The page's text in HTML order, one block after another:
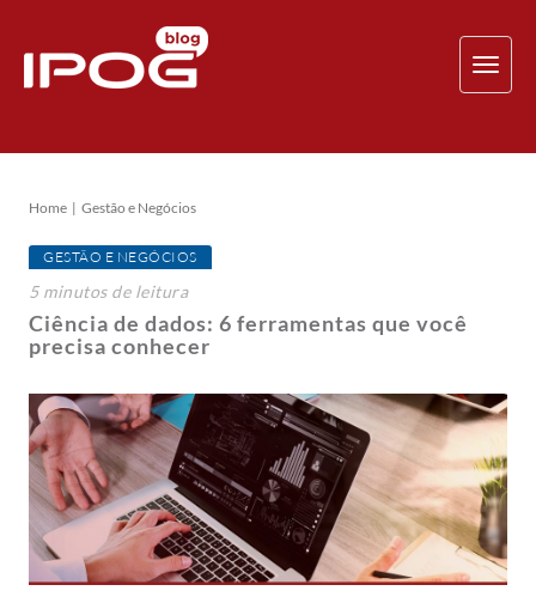
Home Gestão e Negócios
GESTÃO E NEGÓCIOS
5 minutosde leitura
Ciência de dados: 6 ferramentas que você
precisa conhecer